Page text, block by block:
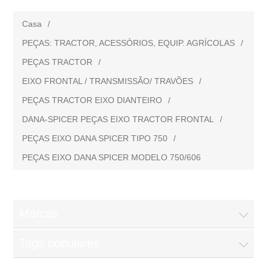
Casa
/
PEÇAS: TRACTOR, ACESSÓRIOS, EQUIP. AGRÍCOLAS
/
PEÇAS TRACTOR
/
EIXO FRONTAL / TRANSMISSÃO/ TRAVÕES
/
PEÇAS TRACTOR EIXO DIANTEIRO
/
DANA-SPICER PEÇAS EIXO TRACTOR FRONTAL
/
PEÇAS EIXO DANA SPICER TIPO 750
/
PEÇAS EIXO DANA SPICER MODELO 750/606